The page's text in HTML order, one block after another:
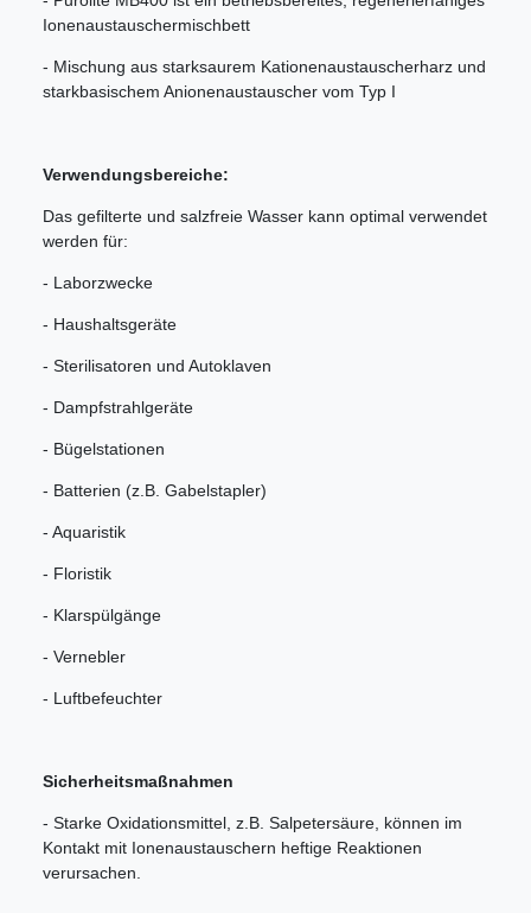
Ionenaustauschermischbett
- Mischung aus starksaurem Kationenaustauscherharz und
starkbasischem Anionenaustauscher vom Typ I
Verwendungsbereiche:
Das gefilterte und salzfreie Wasser kann optimal verwendet
werden für:
- Laborzwecke
- Haushaltsgeräte
- Sterilisatoren und Autoklaven
- Dampfstrahlgeräte
- Bügelstationen
- Batterien (z.B. Gabelstapler)
- Aquaristik
- Floristik
- Klarspülgänge
- Vernebler
- Luftbefeuchter
Sicherheitsmaßnahmen
- Starke Oxidationsmittel, z.B. Salpetersäure, können im
Kontakt mit Ionenaustauschern heftige Reaktionen
verursachen.